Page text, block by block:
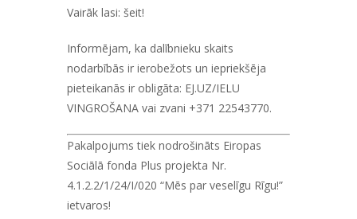
Vairāk lasi: šeit!
Informējam, ka dalībnieku skaits
nodarbībās ir ierobežots un iepriekšēja
pieteikanās ir obligāta: EJ.UZ/IELU
VINGROŠANA vai zvani +371 22543770.
Pakalpojums tiek nodrošināts Eiropas
Sociālā fonda Plus projekta Nr.
4.1.2.2/1/24/I/020 “Mēs par veselīgu Rīgu!”
ietvaros!